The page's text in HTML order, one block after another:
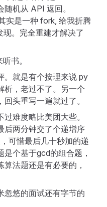
机从 API 返回。
实是一种 fork, 给我折腾
。完全重建才解决了
书。
。就是有个按理来说 py
析，老过不了。另一个
头重写一遍就过了。
难度略比美团大些。
后两分钟交了个递增序
可惜最后几十秒加的递
个基于gcd的组合题，
法题还是有必要的，
忽悠的面试还有字节的